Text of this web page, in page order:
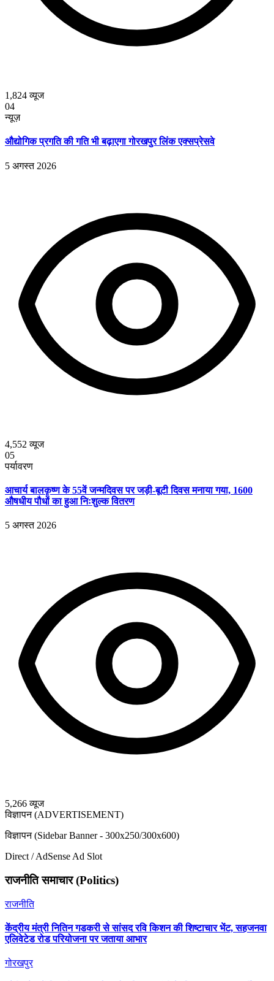
1,824व्यूज
04
न्यूज़
औद्योगिक प्रगति की गति भी बढ़ाएगा गोरखपुर लिंक एक्सप्रेसवे
5 अगस्त 2026
4,552 व्यूज
05
पर्यावरण
आचार्य बालकृष्ण के 55वें जन्मदिवस पर जड़ी-बूटी दिवस मनाया गया, 1600
औषधीय पौधों का हुआ निःशुल्क वितरण
5 अगस्त 2026
5,266व्यूज
विज्ञापन (ADVERTISEMENT)
विज्ञापन (Sidebar Banner - 300x250/300x600)
Direct / AdSense Ad Slot
राजनीति समाचार (Politics)
राजनीति
केंद्रीय मंत्री नितिन गडकरी से सांसद रवि किशन की शिष्टाचार भेंट, सहजनवा
एलिवेटेड रोड परियोजना पर जताया आभार
गोरखपुर